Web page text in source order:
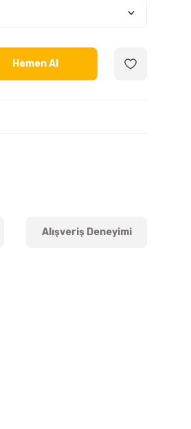
Hemen Al
Alışveriş Deneyimi